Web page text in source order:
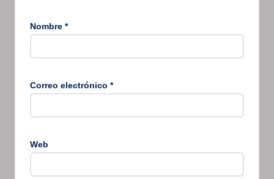
Nombre *
Correo electrónico *
Web